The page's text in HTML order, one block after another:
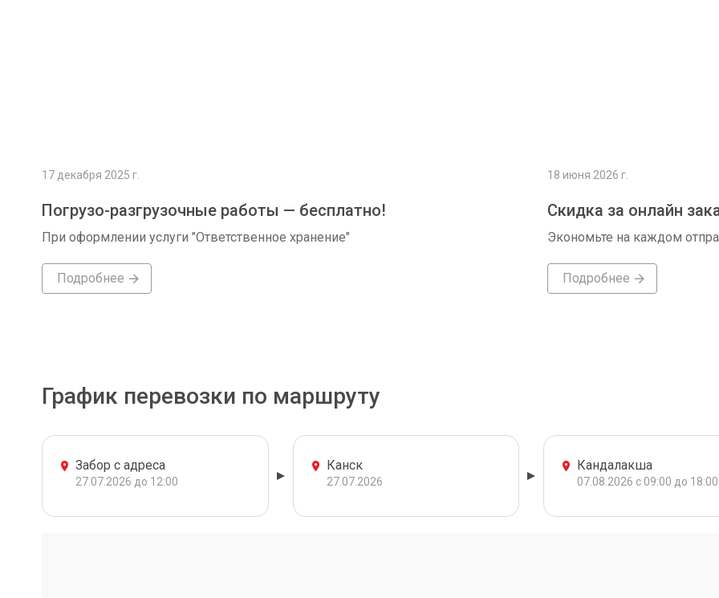
17 декабря 2025 г.
Погрузо-разгрузочные работы — бесплатно!
При оформлении услуги "Ответственное хранение"
Подробнее
18 июня 2026 г.
Скидка за онлайн
Экономьте на каждом
Подробнее
График перевозки по маршруту
Забор с адреса
27.07.2026 до 12:00
Канск
27.07.2026
Кандалакша
07.08.2026 с 09:00 до 18:00